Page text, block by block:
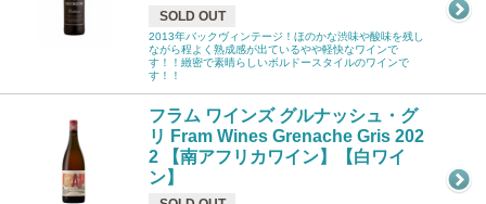
SOLD OUT
2013年バックヴィンテージ！ほのかな渋味や酸味を残し
ながら程よく熟成感が出ているやや軽快なワインで
す！！緻密で素晴らしいボルドースタイルのワインで
す！！
フラム ワインズ グルナッシュ・グ
リ Fram Wines Grenache Gris 202
2 【南アフリカワイン】【白ワイ
ン】